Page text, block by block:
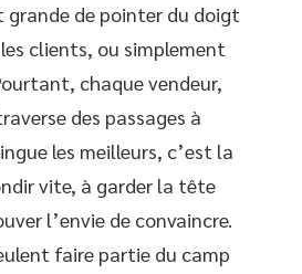
de pointer du doigt
clients, ou simplement
chaque vendeur,
des passages à
les meilleurs, c’est la
vite, à garder la tête
l’envie de convaincre.
faire partie du camp